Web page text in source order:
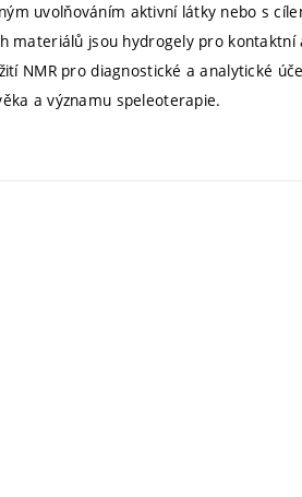
uvolňováním aktivní látky nebo s
materiálů jsou hydrogely pro kontaktní
NMR pro diagnostické a analytické
a významu speleoterapie.